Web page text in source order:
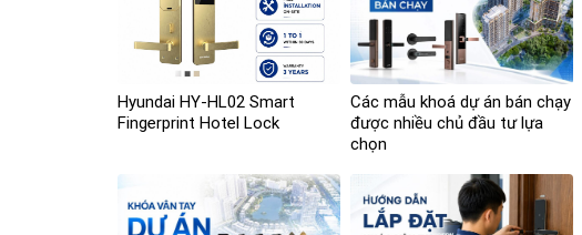
Hyundai HY-HL02 Smart
Fingerprint Hotel Lock
Các mẫu khoá dự án bán chạy
được nhiều chủ đầu tư lựa
chọn